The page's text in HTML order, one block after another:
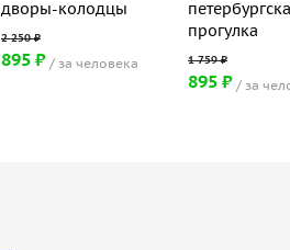
дворы-колодцы
895 ₽ за человека
прогулка
895 ₽ за